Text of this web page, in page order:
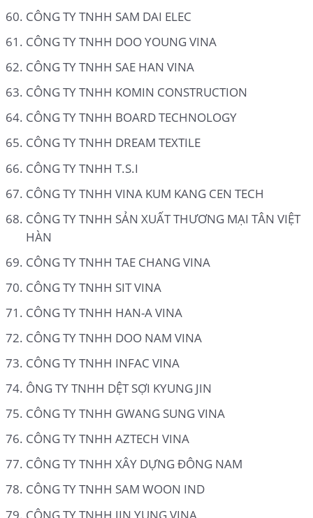
CÔNG TY TNHH SAM DAI ELEC
CÔNG TY TNHH DOO YOUNG VINA
CÔNG TY TNHH SAE HAN VINA
CÔNG TY TNHH KOMIN CONSTRUCTION
CÔNG TY TNHH BOARD TECHNOLOGY
CÔNG TY TNHH DREAM TEXTILE
CÔNG TY TNHH T.S.I
CÔNG TY TNHH VINA KUM KANG CEN TECH
CÔNG TY TNHH SẢN XUẤT THƯƠNG MẠI TÂN VIỆT
HÀN
CÔNG TY TNHH TAE CHANG VINA
CÔNG TY TNHH SIT VINA
CÔNG TY TNHH HAN-A VINA
CÔNG TY TNHH DOO NAM VINA
CÔNG TY TNHH INFAC VINA
ÔNG TY TNHH DỆT SỢI KYUNG JIN
CÔNG TY TNHH GWANG SUNG VINA
CÔNG TY TNHH AZTECH VINA
CÔNG TY TNHH XÂY DỰNG ĐÔNG NAM
CÔNG TY TNHH SAM WOON IND
CÔNG TY TNHH JIN YUNG VINA